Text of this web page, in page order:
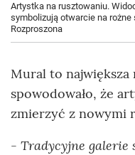
Artystka na rusztowaniu.
symbolizują otwarcie na
Rozproszona
Mural to największa
spowodowało, że
zmierzyć z nowymi
- Tradycyjne galerie